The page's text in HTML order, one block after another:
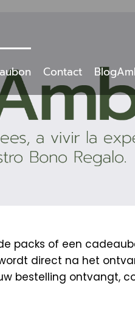
Contact
packs of een
direct na het
bestelling ontvangt,